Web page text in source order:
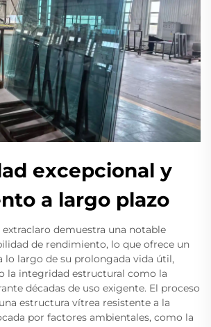
excepcional y
a largo plazo
demuestra una notable
de rendimiento, lo que ofrece un
lo largo de su prolongada vida útil,
la integridad estructural como la
décadas de uso exigente. El proceso
estructura vítrea resistente a la
por factores ambientales, como la